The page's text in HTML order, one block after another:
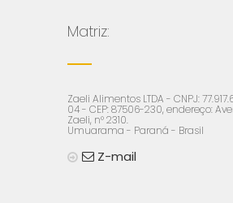
Matriz:
Zaeli Alimentos LTDA - CNPJ:
04 - CEP: 87506-230, endereço:
Zaeli, n° 2310.
Umuarama - Paraná - Brasil
Z-mail